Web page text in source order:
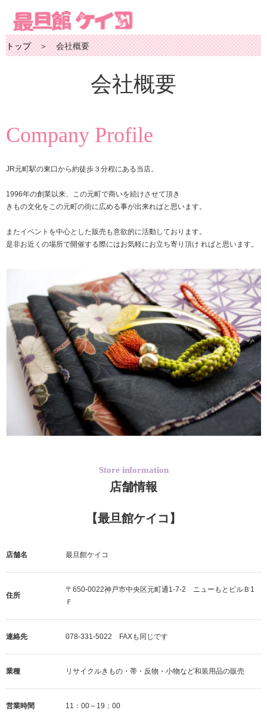
トップ＞ 会社概要
会社概要
Company Profile
JR元町駅の東口から約徒歩３分程にある当店。
1996年の創業以来、この元町で商いを続けさせて頂き
きもの文化をこの元町の街に広める事が出来ればと思います。
またイベントを中心とした販売も意欲的に活動しております。
是非お近くの場所で開催する際にはお気軽にお立ち寄り頂け ればと思います。
Store information
店舗情報
【最旦館ケイコ】
店舗名 最旦館ケイコ
住所
〒650-0022神戸市中央区元町通1-7-2 ニューもとビルＢ1
Ｆ
連絡先 078-331-5022 FAXも同じです
業種 リサイクルきもの・帯・反物・小物など和装用品の販売
営業時間 11：00～19：00